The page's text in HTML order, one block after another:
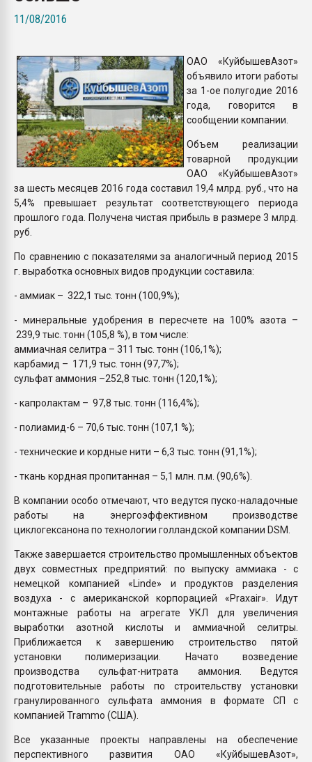
ПЕРЕЙТИ НА
11/08/2016
ОАО «КуйбышевАзот»
объявило итоги работы
за 1-ое полугодие 2016
года, говорится в
сообщении компании.
Объем реализации
товарной продукции
ОАО «КуйбышевАзот»
за шесть месяцев 2016 года составил 19,4 млрд. руб., что на
5,4% превышает результат соответствующего периода
прошлого года. Получена чистая прибыль в размере 3 млрд.
руб.
По сравнению с показателями за аналогичный период 2015
г. выработка основных видов продукции составила:
- аммиак – 322,1 тыс. тонн (100,9%);
- минеральные удобрения в пересчете на 100% азота –
239,9 тыс. тонн (105,8 %), в том числе:
аммиачная селитра – 311 тыс. тонн (106,1%);
карбамид – 171,9 тыс. тонн (97,7%);
сульфат аммония –252,8 тыс. тонн (120,1%);
- капролактам – 97,8 тыс. тонн (116,4%);
- полиамид-6 – 70,6 тыс. тонн (107,1 %);
- технические и кордные нити – 6,3 тыс. тонн (91,1%);
- ткань кордная пропитанная – 5,1 млн. п.м. (90,6%).
В компании особо отмечают, что ведутся пуско-наладочные
работы на энергоэффективном производстве
циклогексанона по технологии голландской компании DSM.
Также завершается строительство промышленных объектов
двух совместных предприятий: по выпуску аммиака - с
немецкой компанией «Linde» и продуктов разделения
воздуха - с американской корпорацией «Praxair». Идут
монтажные работы на агрегате УКЛ для увеличения
выработки азотной кислоты и аммиачной селитры.
Приближается к завершению строительство пятой
установки полимеризации. Начато возведение
производства сульфат-нитрата аммония. Ведутся
подготовительные работы по строительству установки
гранулированного сульфата аммония в формате СП с
компанией Trammo (США).
Все указанные проекты направлены на обеспечение
перспективного развития ОАО «КуйбышевАзот»,